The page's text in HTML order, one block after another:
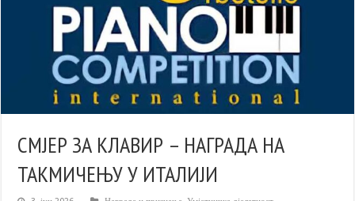
СМЈЕР ЗА КЛАВИР – НАГРАДА НА
ТАКМИЧЕЊУ У ИТАЛИЈИ